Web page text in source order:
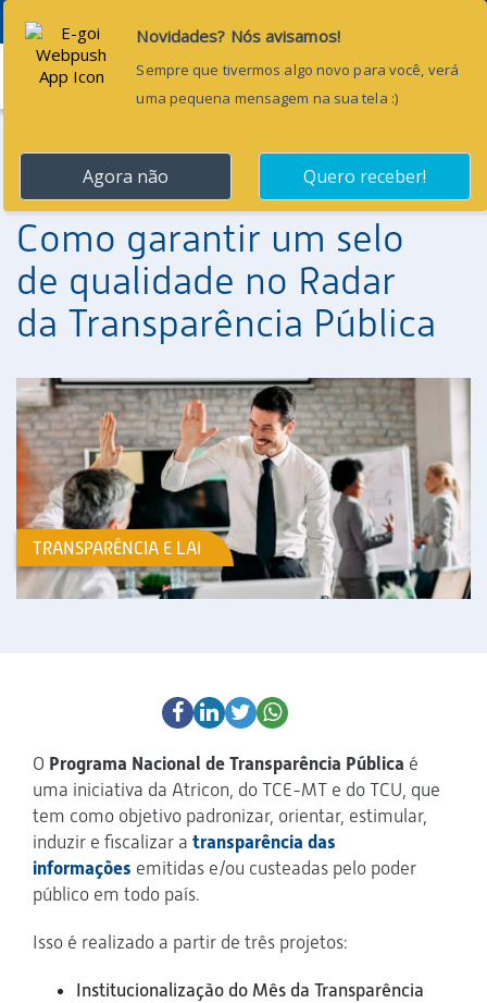
Menu
24 de março de 2025
Como garantir um selo
de qualidade no Radar
da Transparência Pública
TRANSPARÊNCIA E LAI
O Programa Nacional de Transparência Pública é
uma iniciativa da Atricon, do TCE-MT e do TCU, que
tem como objetivo padronizar, orientar, estimular,
induzir e fiscalizar a transparência das
informações emitidas e/ou custeadas pelo poder
público em todo país.
Isso é realizado a partir de três projetos:
Institucionalização do Mês da Transparência